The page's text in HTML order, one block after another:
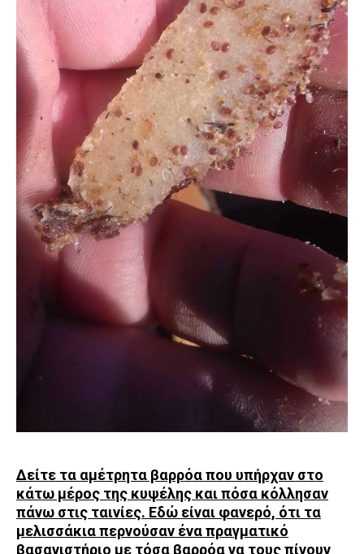
Δείτε τα αμέτρητα βαρρόα που υπήρχαν στο
κάτω μέρος της κυψέλης και πόσα κόλλησαν
πάνω στις ταινίες. Εδώ είναι φανερό, ότι τα
μελισσάκια περνούσαν ένα πραγματικό
βασανιστήριο με τόσα βαρρόα να τους πίνουν